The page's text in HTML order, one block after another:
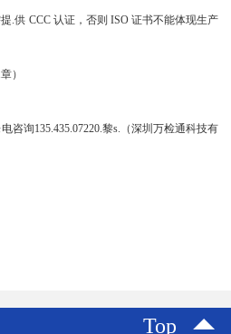
.供 CCC 认证，否则 ISO 证书不能体现生产
）
咨询135.435.07220.黎s.（深圳万检通科技有
Top